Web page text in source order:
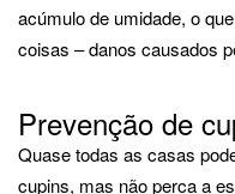
acúmulo de umidade, o
coisas – danos causados
Prevenção de
Quase todas as casas
cupins, mas não perca a